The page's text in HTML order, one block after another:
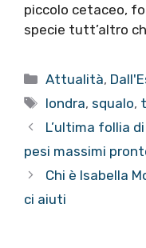
piccolo cetaceo,
specie tutt’altro
Categorie
Attualità,
Tag
londra, squalo,
L’ultima follia
pesi massimi
Chi è Isabella
ci aiuti